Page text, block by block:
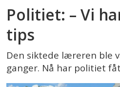
Politiet: – Vi
tips
Den siktede læreren ble
ganger. Nå har politiet